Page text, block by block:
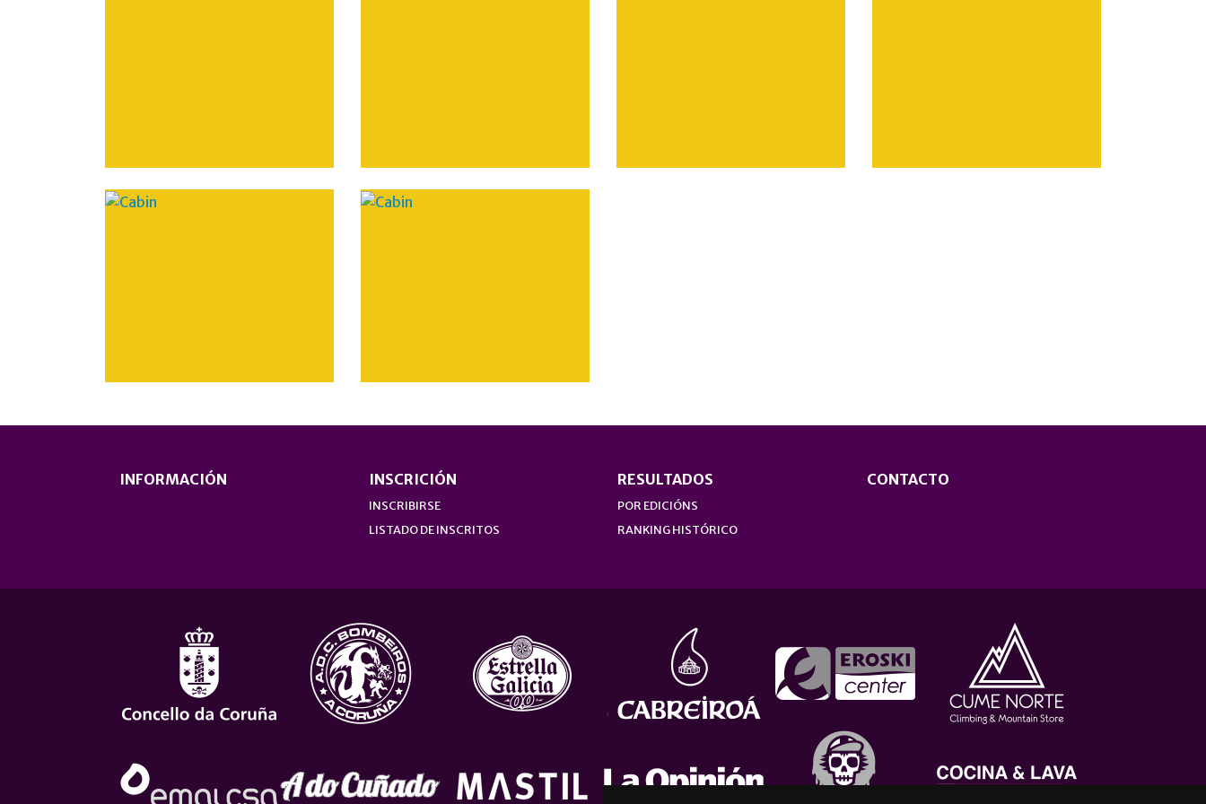
INFORMACIÓN INSCRICIÓN
INSCRIBIRSE
LISTADO DE INSCRITOS
RESULTADOS
POR EDICIÓNS
RANKING HISTÓRICO
CONTACTO